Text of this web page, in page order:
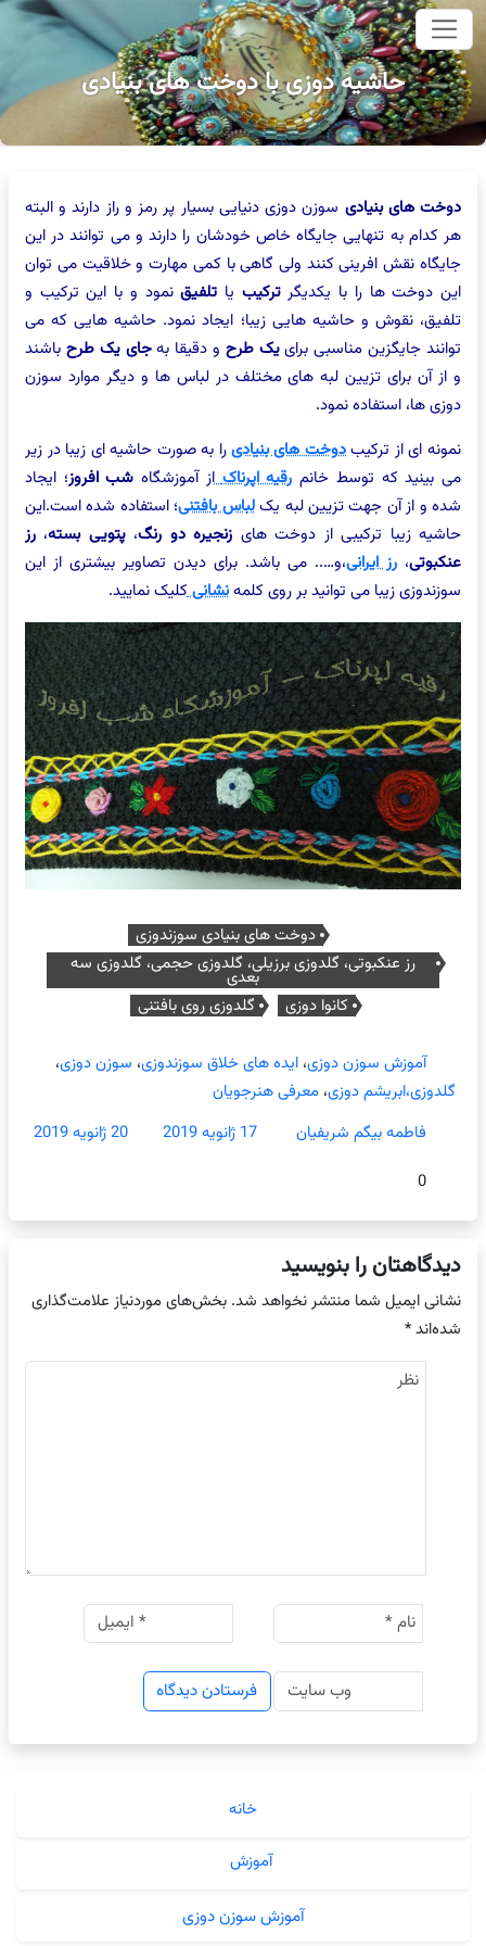
اصلی
حاشیه دوزی با دوخت های بنیادی
دوخت های بنیادی سوزن دوزی دنیایی بسیار پر رمز و راز دارند و البته
هر کدام به تنهایی جایگاه خاص خودشان را دارند و می توانند در این
جایگاه نقش افرینی کنند ولی گاهی با کمی مهارت و خلاقیت می توان
این دوخت ها را با یکدیگرترکیب یا تلفیقنمود و با این ترکیب و
تلفیق، نقوش و حاشیه هایی زیبا؛ ایجاد نمود. حاشیه هایی که می
توانند جایگزین مناسبی براییک طرح و دقیقا بهجای یک طرح باشند
و از آن برای تزیین لبه های مختلف در لباس ها و دیگر موارد سوزن
دوزی ها، استفاده نمود.
نمونه ای از ترکیبدوخت های بنیادیرا به صورت حاشیه ای زیبا در زیر
می بینید که توسط خانم رقیه اپرناک از آموزشگاه شب افروز؛ ایجاد
شده و از آن جهت تزیین لبه یکلباس بافتنی؛ استفاده شده است.این
حاشیه زیبا ترکیبی از دوخت های زنجیره دو رنگ،پتویی بسته، رز
عنکبوتی،رز ایرانی،و….. می باشد. برای دیدن تصاویر بیشتری از این
سوزندوزی زیبا می توانید بر روی کلمهنشانیکلیک نمایید.
دوخت های بنیادی سوزندوزی
رز عنکبوتی، گلدوزی برزیلی، گلدوزی حجمی، گلدوزی سه
بعدی
کانوا دوزی
گلدوزی روی بافتنی
آموزش سوزن دوزی،ایده های خلاق سوزندوزی، سوزن دوزی،
گلدوزی،ابریشم دوزی،معرفی هنرجویان
فاطمه بیگم شریفیان
17 ژانویه 2019
20 ژانویه 2019
0
دیدگاهتان را بنویسید
نشانی ایمیل شما منتشر نخواهد شد. بخش‌های موردنیاز علامت‌گذاری
شده‌اند*
خانه
آموزش
آموزش سوزن دوزی